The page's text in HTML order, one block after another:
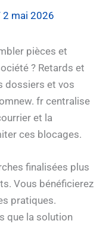
2 mai 2026
pièces et
? Retards et
dossiers et vos
fr centralise
et la
ces blocages.
finalisées plus
Vous bénéficierez
pratiques.
que la solution